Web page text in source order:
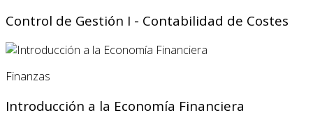
Control de Gestión I - Contabilidad de Costes
Finanzas
Introducción a la Economía Financiera